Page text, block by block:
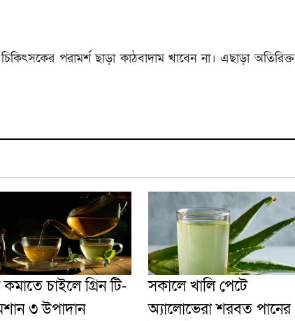
পরামর্শ ছাড়া কাঠবাদাম খাবেন না। এছাড়া অতিরিক্ত
চাইলে গ্রিন টি-
৩ উপাদান
সকালে খালি পেটে
অ্যালোভেরা শরবত পানের